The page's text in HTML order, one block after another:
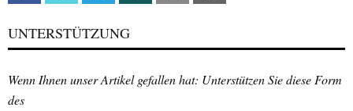
UNTERSTÜTZUNG
Wenn Ihnen unser Artikel gefallen hat: Unterstützen Sie diese Form
des